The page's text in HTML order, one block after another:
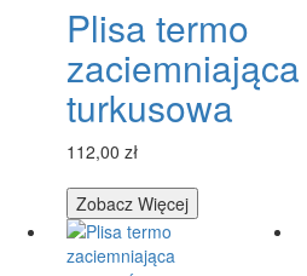
Plisa termo
zaciemniająca
turkusowa
112,00 zł
Zobacz Więcej